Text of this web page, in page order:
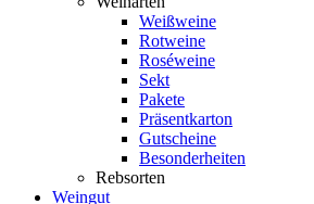
Weißweine
Rotweine
Roséweine
Sekt
Pakete
Präsentkarton
Gutscheine
Besonderheiten
Rebsorten
Weingut